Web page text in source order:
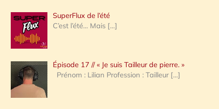
e
r
c
h
e
SuperFlux de l’été
C’est l’été… Mais […]
Épisode 17 // « Je suis Tailleur de pierre. »
Prénom : Lilian Profession : Tailleur […]